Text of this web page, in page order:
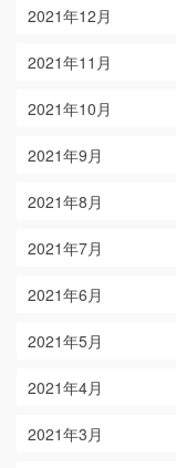
2021年12月
2021年11月
2021年10月
2021年9月
2021年8月
2021年7月
2021年6月
2021年5月
2021年4月
2021年3月